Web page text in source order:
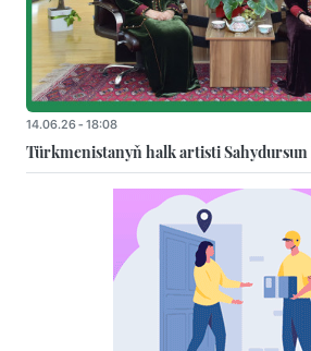
14.06.26 - 18:08
Türkmenistanyň halk artisti